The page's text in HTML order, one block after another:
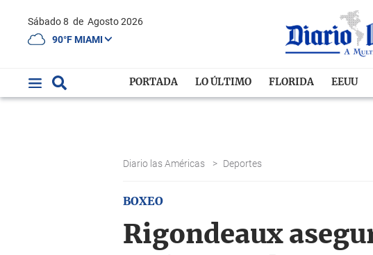
Sábado 8 de Agosto 2026
90°F MIAMI
PORTADA LO ÚLTIMO FLORIDA EEUU
Diario las Américas > Deportes
BOXEO
Rigondeaux